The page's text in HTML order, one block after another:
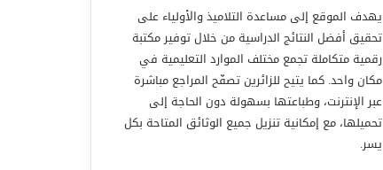
يهدف الموقع إلى مساعدة التلاميذ والأولياء على
تحقيق أفضل النتائج الدراسية من خلال توفير مكتبة
رقمية متكاملة تجمع مختلف الموارد التعليمية في
مكان واحد. كما يتيح للزائرين تصفّح المراجع مباشرة
عبر الإنترنت، وطباعتها بسهولة دون الحاجة إلى
تحميلها، مع إمكانية تنزيل جميع الوثائق المتاحة بكل
يسر.